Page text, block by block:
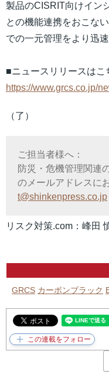
製品のCISRIT向けイン
との機能連携をおこな
での一元管理をより迅
■ニュースリリースはこ
https://www.grcs.co.jp/
（了）
ご担当者様へ：
防災・危機管理関連
のメールアドレスに
t@shinkenpress.co.jp
リスク対策.com：峰田
GRCS カーボンブラック